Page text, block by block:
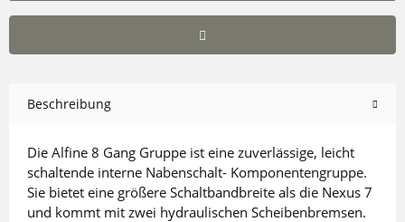
Beschreibung
Die Alfine 8 Gang Gruppe ist eine zuverlässige, leicht
schaltende interne Nabenschalt- Komponentengruppe.
Sie bietet eine größere Schaltbandbreite als die Nexus 7
und kommt mit zwei hydraulischen Scheibenbremsen.